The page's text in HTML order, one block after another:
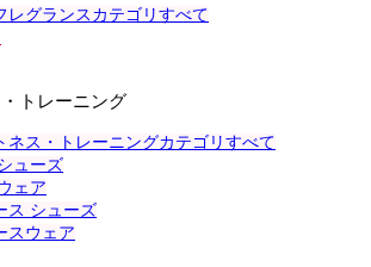
レグランスカテゴリすべて
トレーニング
ネス・トレーニングカテゴリすべて
ューズ
ェア
ス シューズ
スウェア